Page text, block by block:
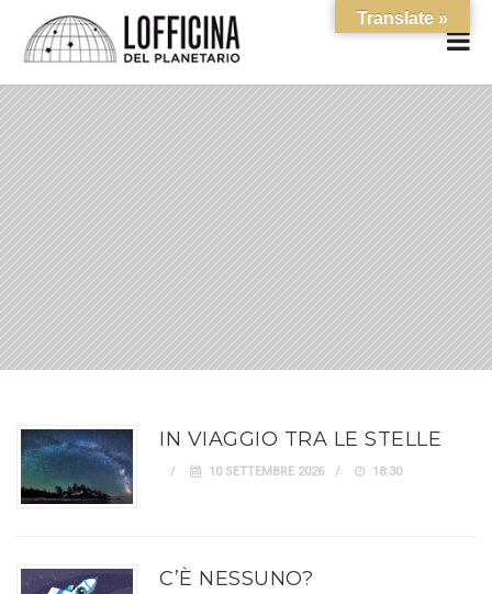
IN VIAGGIO TRA LE STELLE
10 SETTEMBRE 2026 18:30
C’È NESSUNO?
Translate »